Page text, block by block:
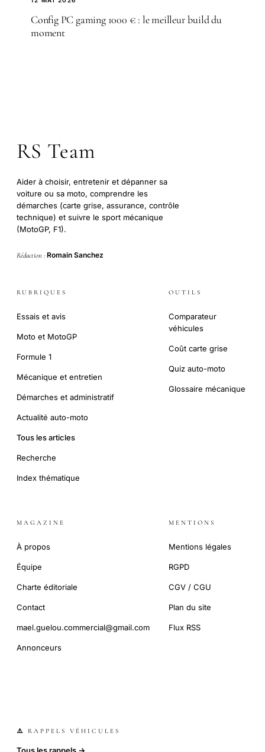
Config PC gaming 1000 € : le meilleur build du
moment
RS Team
Aider à choisir, entretenir et dépanner sa
voiture ou sa moto, comprendre les
démarches (carte grise, assurance, contrôle
technique) et suivre le sport mécanique
(MotoGP, F1).
Rédaction : Romain Sanchez
RUBRIQUES
Essais et avis
Moto et MotoGP
Formule 1
Mécanique et entretien
Démarches et administratif
Actualité auto-moto
Tous les articles
Recherche
Index thématique
OUTILS
Comparateur
véhicules
Coût carte grise
Quiz auto-moto
Glossaire mécanique
MAGAZINE
À propos
Équipe
Charte éditoriale
Contact
mael.guelou.commercial@gmail.com
Annonceurs
MENTIONS
Mentions légales
RGPD
CGV / CGU
Plan du site
Flux RSS
⚠️ RAPPELS VÉHICULES